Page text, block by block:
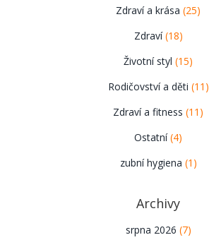
Zdraví a krása (25)
Zdraví(18)
Životní styl (15)
Rodičovství a děti (11)
Zdraví a fitness (11)
Ostatní(4)
zubní hygiena (1)
Archivy
srpna 2026 (7)